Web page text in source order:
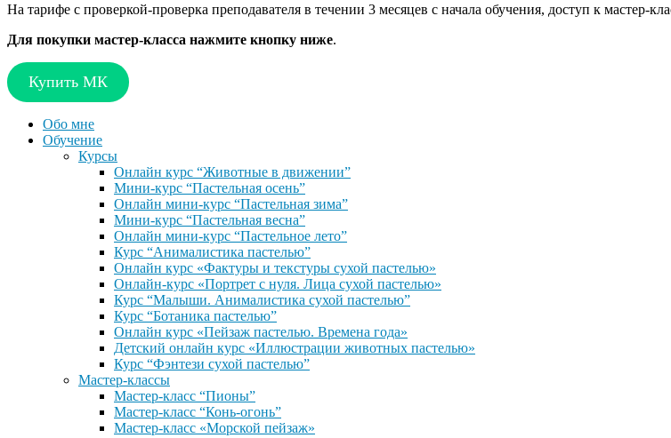
На тарифе с проверкой-проверка преподавателя в течении 3 месяцев с начала обучения, доступ к мастер-
Для покупки мастер-класса нажмите кнопку ниже.
Купить МК
Обо мне
Обучение
Курсы
Онлайн курс “Животные в движении”
Мини-курс “Пастельная осень”
Онлайн мини-курс “Пастельная зима”
Мини-курс “Пастельная весна”
Онлайн мини-курс “Пастельное лето”
Курс “Анималистика пастелью”
Онлайн курс «Фактуры и текстуры сухой пастелью»
Онлайн-курс «Портрет с нуля. Лица сухой пастелью»
Курс “Малыши. Анималистика сухой пастелью”
Курс “Ботаника пастелью”
Онлайн курс «Пейзаж пастелью. Времена года»
Детский онлайн курс «Иллюстрации животных пастелью»
Курс “Фэнтези сухой пастелью”
Мастер-классы
Мастер-класс “Пионы”
Мастер-класс “Конь-огонь”
Мастер-класс «Морской пейзаж»